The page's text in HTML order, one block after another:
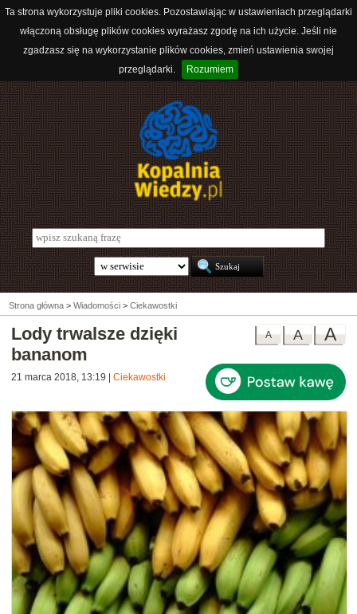
Ta strona wykorzystuje pliki cookies. Pozostawiając w ustawieniach przeglądarki
włączoną obsługę plików cookies wyrażasz zgodę na ich użycie. Jeśli nie
zgadzasz się na wykorzystanie plików cookies, zmień ustawienia swojej
przeglądarki.
Rozumiem
Strona główna > Wiadomości > Ciekawostki
A
A
A
Lody trwalsze dzięki
bananom
21 marca 2018, 13:19 Ciekawostki